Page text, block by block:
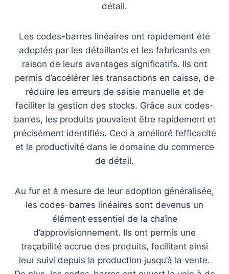
détail.
Les codes-barres linéaires ont rapidement été
adoptés par les détaillants et les fabricants en
raison de leurs avantages significatifs. Ils ont
permis d’accélérer les transactions en caisse, de
réduire les erreurs de saisie manuelle et de
faciliter la gestion des stocks. Grâce aux codes-
barres, les produits pouvaient être rapidement et
précisément identifiés. Ceci a amélioré l’efficacité
et la productivité dans le domaine du commerce
de détail.
Au fur et à mesure de leur adoption généralisée,
les codes-barres linéaires sont devenus un
élément essentiel de la chaîne
d’approvisionnement. Ils ont permis une
traçabilité accrue des produits, facilitant ainsi
leur suivi depuis la production jusqu’à la vente.